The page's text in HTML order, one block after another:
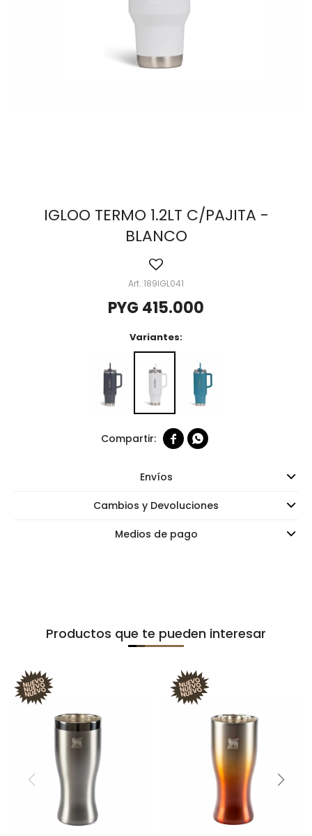
IGLOO TERMO 1.2LT C/PAJITA -
BLANCO
189IGL041
PYG 415.000
Variantes:
 
Envíos
Cambios y Devoluciones
Medios de pago
Productos que te pueden interesar